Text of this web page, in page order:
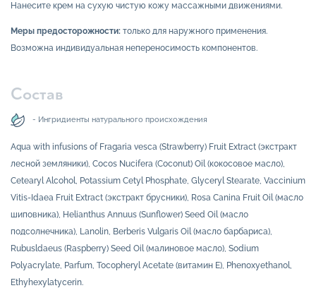
Нанесите крем на сухую чистую кожу массажными движениями.
Меры предосторожности: только для наружного применения.
Возможна индивидуальная непереносимость компонентов.
Состав
- Ингридиенты натурального происхождения
Aqua with infusions of Fragaria vesca (Strawberry) Fruit Extract (экстракт
лесной земляники), Cocos Nucifera (Coconut) Oil (кокосовое масло),
Cetearyl Alcohol, Potassium Cetyl Phosphate, Glyceryl Stearate, Vaccinium
Vitis-Idaea Fruit Extract (экстракт брусники), Rosa Canina Fruit Oil (масло
шиповника), Helianthus Annuus (Sunflower) Seed Oil (масло
подсолнечника), Lanolin, Berberis Vulgaris Oil (масло барбариса),
Rubusldaeus (Raspberry) Seed Oil (малиновое масло), Sodium
Polyacrylate, Parfum, Tocopheryl Acetate (витамин Е), Phenoxyethanol,
Ethyhexylatycerin.